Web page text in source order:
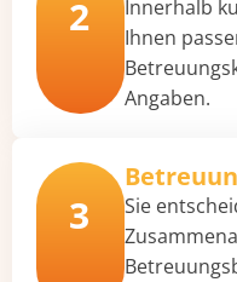
2
Innerhalb
Ihnen
Angaben.
3
Sie